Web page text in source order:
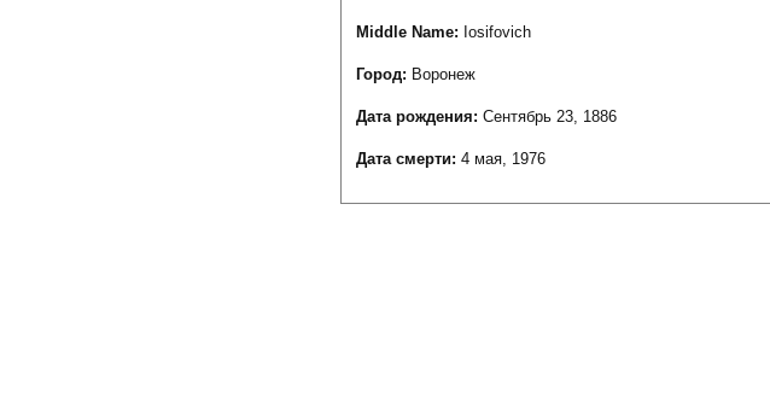
Middle Name: Iosifovich
Город: Воронеж
Дата рождения: Сентябрь 23, 1886
Дата смерти: 4 мая, 1976